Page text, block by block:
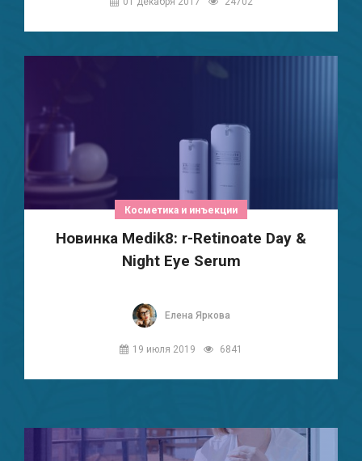
Косметика и инъекции
Новинка Medik8: r-Retinoate Day &
Night Eye Serum
Елена Яркова
19 июля 2019 6841